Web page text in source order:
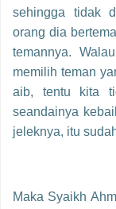
sehingga tidak
orang dia
temannya.
memilih teman
aib, tentu kita
seandainya
jeleknya, itu
Maka Syaikh